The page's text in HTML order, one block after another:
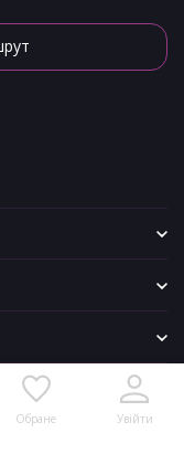
Обране Увійти